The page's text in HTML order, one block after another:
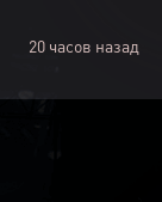
20 часов назад